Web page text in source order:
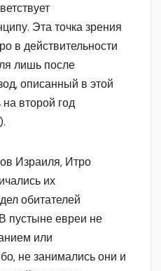
Эта точка зрения
в действительности
лишь после
описанный в этой
второй год
Израиля, Итро
их
обитателей
пустыне евреи не
или
не занимались они и